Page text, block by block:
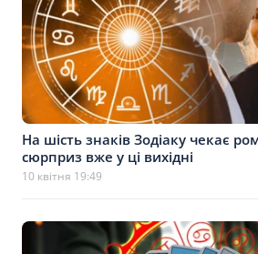
На шість знаків Зодіаку чекає
сюрприз вже у ці вихідні
10 квітня 19:49